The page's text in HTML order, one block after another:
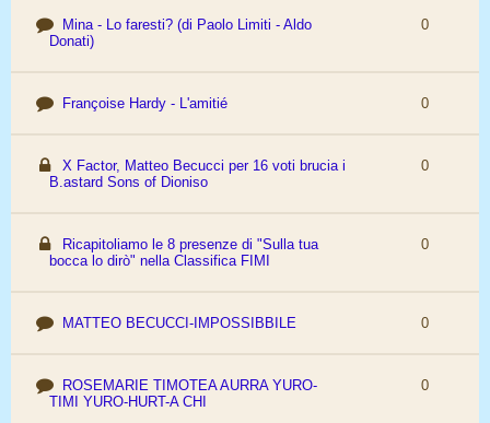
Mina - Lo faresti? (di Paolo Limiti - Aldo
Donati)
0
Françoise Hardy - L'amitié 0
X Factor, Matteo Becucci per 16 voti brucia i
B.astard Sons of Dioniso
0
Ricapitoliamo le 8 presenze di "Sulla tua
bocca lo dirò" nella Classifica FIMI
0
MATTEO BECUCCI-IMPOSSIBBILE 0
ROSEMARIE TIMOTEA AURRA YURO-
TIMI YURO-HURT-A CHI
0